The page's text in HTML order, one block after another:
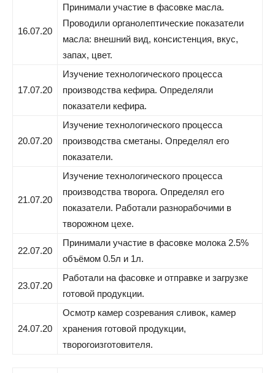
16.07.20
Принимали участие в фасовке масла.
Проводили органолептические показатели
масла: внешний вид, консистенция, вкус,
запах, цвет.
17.07.20
Изучение технологического процесса
производства кефира. Определяли
показатели кефира.
20.07.20
Изучение технологического процесса
производства сметаны. Определял его
показатели.
21.07.20
Изучение технологического процесса
производства творога. Определял его
показатели. Работали разнорабочими в
творожном цехе.
22.07.20
Принимали участие в фасовке молока 2.5%
объёмом 0.5л и 1л.
23.07.20
Работали на фасовке и отправке и загрузке
готовой продукции.
24.07.20
Осмотр камер созревания сливок, камер
хранения готовой продукции,
творогоизготовителя.